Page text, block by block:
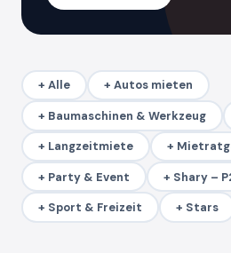
+ Alle + Autos mieten
+ Baumaschinen & Werkzeug
+ Langzeitmiete +
+ Party & Event + Shary –
+ Sport & Freizeit + Stars